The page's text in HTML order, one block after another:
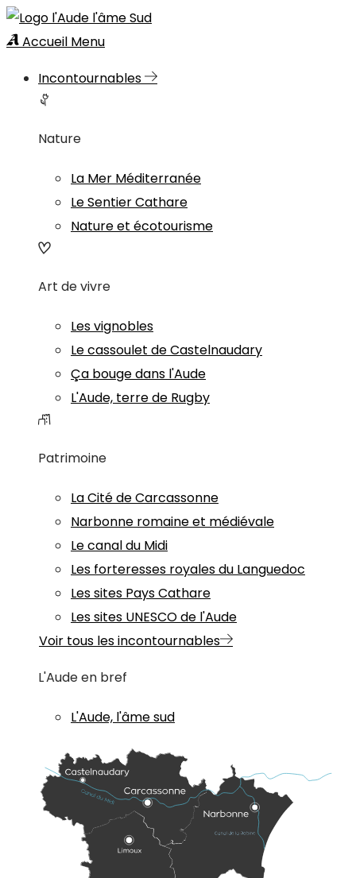
Accueil Menu
Incontournables
Nature
La Mer Méditerranée
Le Sentier Cathare
Nature et écotourisme
Art de vivre
Les vignobles
Le cassoulet de Castelnaudary
Ça bouge dans l'Aude
L'Aude, terre de Rugby
Patrimoine
La Cité de Carcassonne
Narbonne romaine et médiévale
Le canal du Midi
Les forteresses royales du Languedoc
Les sites Pays Cathare
Les sites UNESCO de l'Aude
Voir tous les incontournables
L'Aude en bref
L'Aude, l'âme sud